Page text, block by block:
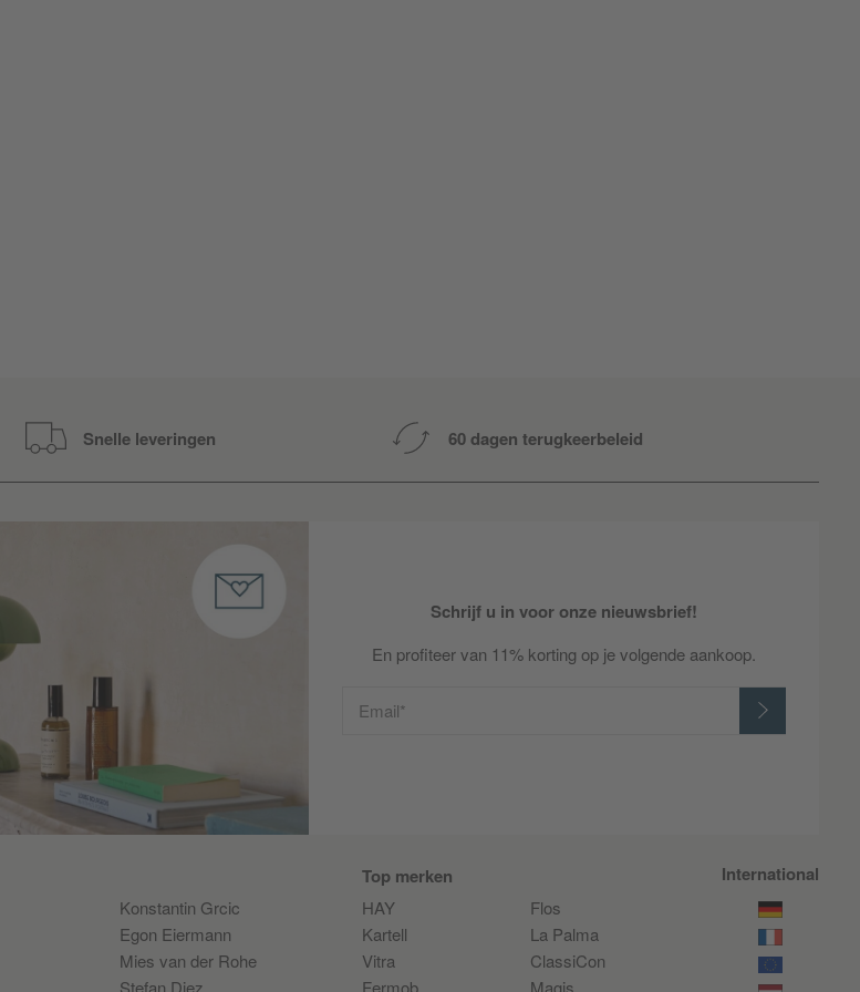
Snelle leveringen 60 dagen terugkeerbeleid
Schrijf u in voor onze nieuwsbrief!
En profiteer van 11% korting op je volgende aankoop.
Email*
Konstantin Grcic
Egon Eiermann
Mies van der Rohe
Stefan Diez
Top merken
HAY
Kartell
Vitra
Fermob
Flos
La Palma
ClassiCon
Magis
International